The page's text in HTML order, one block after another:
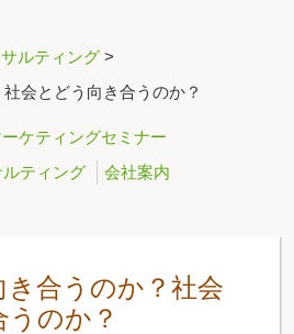
ルティング >
会とどう向き合うのか？
ーケティングセミナー
ルティング
会社案内
合うのか？社会
うのか？